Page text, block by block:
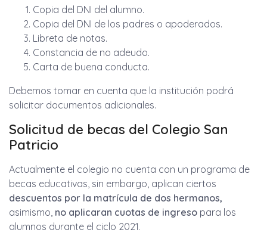
Copia del DNI del alumno.
Copia del DNI de los padres o apoderados.
Libreta de notas.
Constancia de no adeudo.
Carta de buena conducta.
Debemos tomar en cuenta que la institución podrá
solicitar documentos adicionales.
Solicitud de becas del Colegio San
Patricio
Actualmente el colegio no cuenta con un programa de
becas educativas, sin embargo, aplican ciertos
descuentos por la matrícula de dos hermanos,
asimismo, no aplicaran cuotas de ingreso para los
alumnos durante el ciclo 2021.